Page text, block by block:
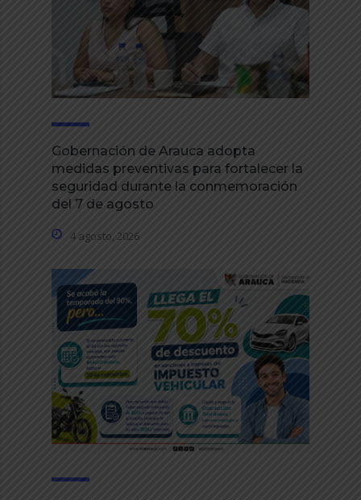
Gobernación de Arauca adopta
medidas preventivas para fortalecer la
seguridad durante la conmemoración
del 7 de agosto
4 agosto, 2026